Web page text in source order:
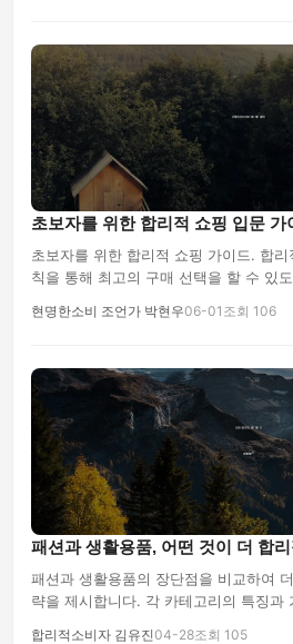
초보자를 위한 합리적 쇼핑 입문 가
초보자를 위한 합리적 쇼핑 가이드. 합
칙을 통해 최고의 구매 선택을 할 수 있
현명한소비 조언가 박현우06-01 조회 106
패션과 생활용품, 어떤 것이 더 합
패션과 생활용품의 장단점을 비교하여
략을 제시합니다. 각 카테고리의 특징과
합리적소비자 김유진04-28조회 105